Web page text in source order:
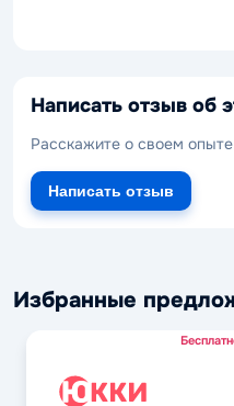
Написать отзыв об
Расскажите о своем
Написать отзыв
Избранные